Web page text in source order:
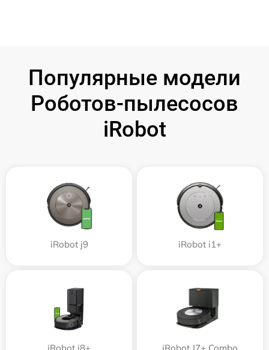
Популярные модели
Роботов-пылесосов
iRobot
iRobot j9 iRobot i1+